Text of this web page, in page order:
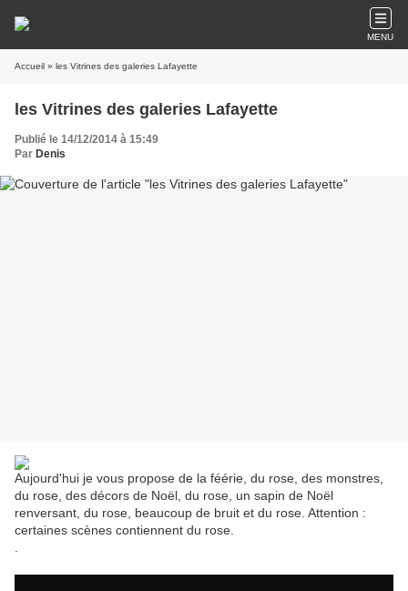
MENU
Accueil » les Vitrines des galeries Lafayette
les Vitrines des galeries Lafayette
Publié le 14/12/2014 à 15:49
Par Denis
Aujourd'hui je vous propose de la féérie, du rose, des monstres,
du rose, des décors de Noël, du rose, un sapin de Noël
renversant, du rose, beaucoup de bruit et du rose. Attention :
certaines scènes contiennent du rose.